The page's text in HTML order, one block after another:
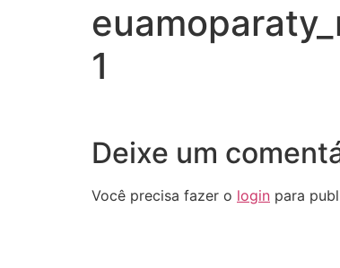
1
Deixe um
Você precisa fazer o login para